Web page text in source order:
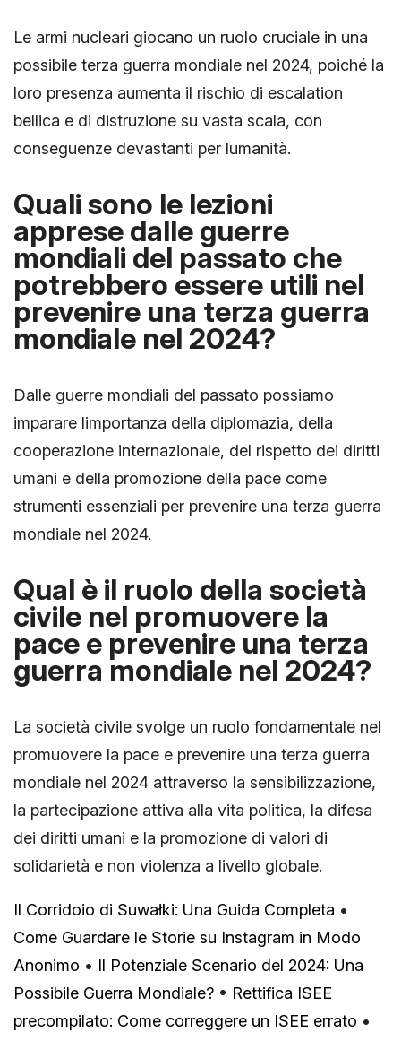
Le armi nucleari giocano un ruolo cruciale in una
possibile terza guerra mondiale nel 2024, poiché la
loro presenza aumenta il rischio di escalation
bellica e di distruzione su vasta scala, con
conseguenze devastanti per lumanità.
Quali sono le lezioni
apprese dalle guerre
mondiali del passato che
potrebbero essere utili nel
prevenire una terza guerra
mondiale nel 2024?
Dalle guerre mondiali del passato possiamo
imparare limportanza della diplomazia, della
cooperazione internazionale, del rispetto dei diritti
umani e della promozione della pace come
strumenti essenziali per prevenire una terza guerra
mondiale nel 2024.
Qual è il ruolo della società
civile nel promuovere la
pace e prevenire una terza
guerra mondiale nel 2024?
La società civile svolge un ruolo fondamentale nel
promuovere la pace e prevenire una terza guerra
mondiale nel 2024 attraverso la sensibilizzazione,
la partecipazione attiva alla vita politica, la difesa
dei diritti umani e la promozione di valori di
solidarietà e non violenza a livello globale.
Il Corridoio di Suwałki: Una Guida Completa •
Come Guardare le Storie su Instagram in Modo
Anonimo • Il Potenziale Scenario del 2024: Una
Possibile Guerra Mondiale? • Rettifica ISEE
precompilato: Come correggere un ISEE errato •